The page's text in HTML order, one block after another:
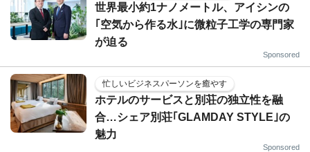
世界最小約1ナノメートル、アイシンの
｢空気から作る水｣に微粒子工学の専門家
が迫る
Sponsored
忙しいビジネスパーソンを癒やす
ホテルのサービスと別荘の独立性を融
合…シェア別荘｢GLAMDAY STYLE｣の
魅力
Sponsored